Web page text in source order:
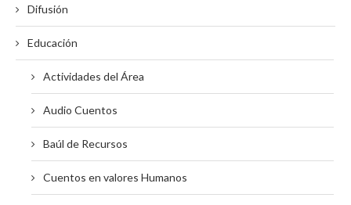
Difusión
Educación
Actividades del Área
Audio Cuentos
Baúl de Recursos
Cuentos en valores Humanos